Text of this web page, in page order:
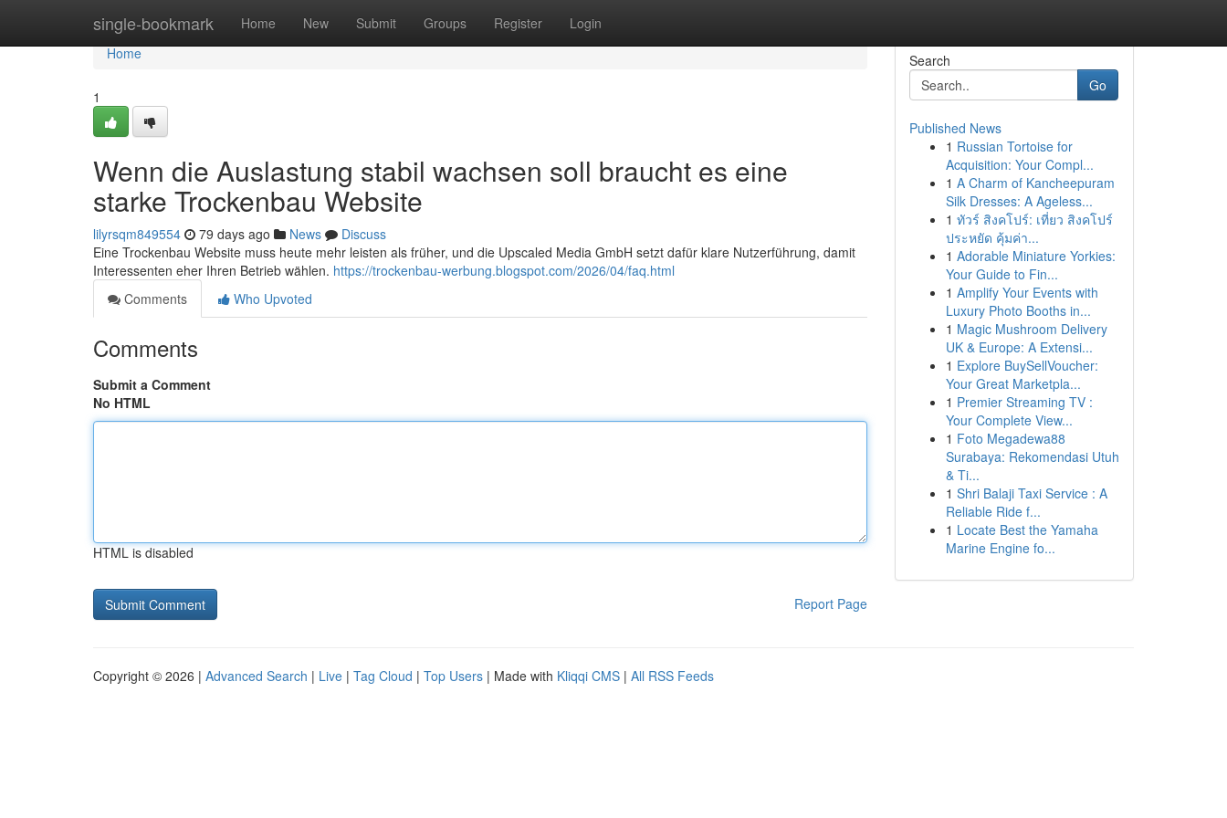
single-bookmark Home New Submit Groups Register Login
Home
Home
1
Wenn die Auslastung stabil wachsen soll braucht es eine
starke Trockenbau Website
lilyrsqm849554 79 days ago News
Discuss
Eine Trockenbau Website muss heute mehr leisten als früher, und die Upscaled Media GmbH setzt dafür klare Nutzerführung, damit
Interessenten eher Ihren Betrieb wählen. https://trockenbau-werbung.blogspot.com/2026/04/faq.html
Comments
Who Upvoted
Comments
Submit a Comment
No HTML
HTML is disabled
Report Page
Search
Go
Published News
1 Russian Tortoise for
Acquisition: Your Compl...
1 A Charm of Kancheepuram
Silk Dresses: A Ageless...
1 ทัวร์ สิงคโปร์: เที่ยว สิงคโปร์
ประหยัด คุ้มค่า...
1 Adorable Miniature Yorkies:
Your Guide to Fin...
1 Amplify Your Events with
Luxury Photo Booths in...
1 Magic Mushroom Delivery
UK & Europe: A Extensi...
1 Explore BuySellVoucher:
Your Great Marketpla...
1 Premier Streaming TV :
Your Complete View...
1 Foto Megadewa88
Surabaya: Rekomendasi Utuh
& Ti...
1 Shri Balaji Taxi Service : A
Reliable Ride f...
1 Locate Best the Yamaha
Marine Engine fo...
Copyright © 2026 | Advanced Search | Live | Tag Cloud | Top Users | Made with Kliqqi CMS | All RSS Feeds